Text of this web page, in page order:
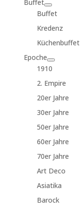
Buffet
Buffet
Kredenz
Küchenbuffet
Epoche
1910
2. Empire
20er Jahre
30er Jahre
50er Jahre
60er Jahre
70er Jahre
Art Deco
Asiatika
Barock